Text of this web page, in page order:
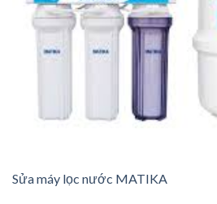
Sửa máy lọc nước MATIKA